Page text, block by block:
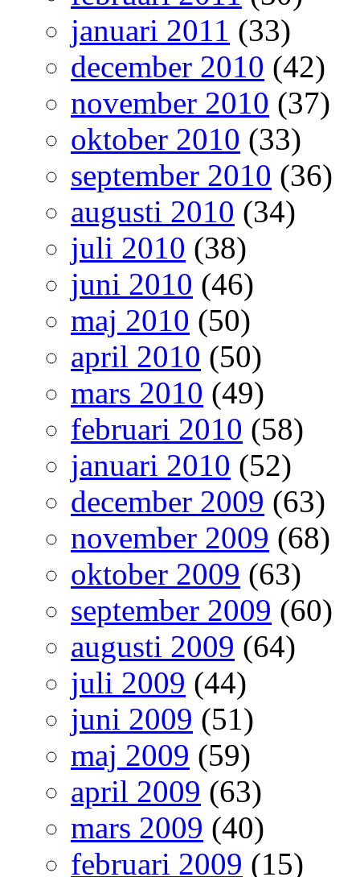
januari 2011 (33)
december 2010 (42)
november 2010 (37)
oktober 2010 (33)
september 2010 (36)
augusti 2010 (34)
juli 2010 (38)
juni 2010 (46)
maj 2010 (50)
april 2010 (50)
mars 2010 (49)
februari 2010 (58)
januari 2010 (52)
december 2009 (63)
november 2009 (68)
oktober 2009 (63)
september 2009 (60)
augusti 2009 (64)
juli 2009 (44)
juni 2009 (51)
maj 2009 (59)
april 2009 (63)
mars 2009 (40)
februari 2009 (15)